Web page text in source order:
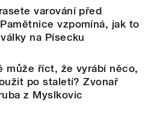
varování před
vzpomíná, jak to
na Písecku
může říct, že vyrábí něco,
po staletí? Zvonař
z Myslkovic